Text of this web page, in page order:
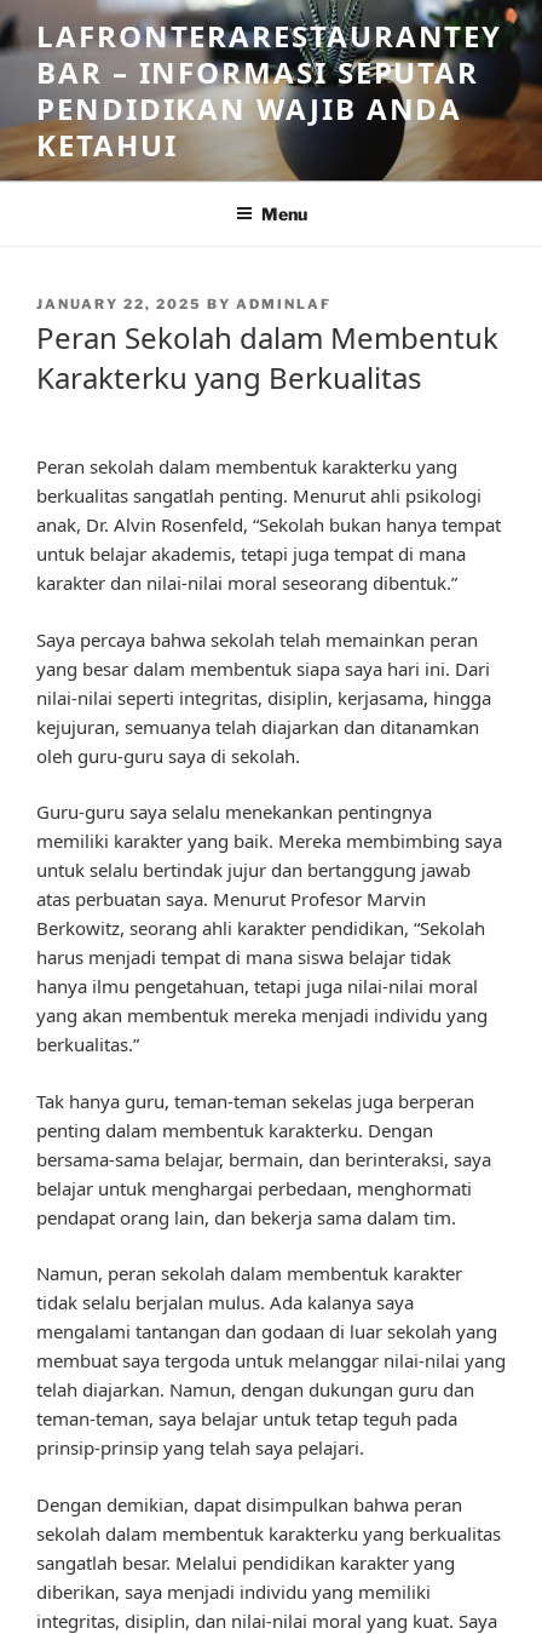
Skip
to
content
LAFRONTERARESTAURANTEY
BAR – INFORMASI SEPUTAR
PENDIDIKAN WAJIB ANDA
KETAHUI
Menu
POSTED
JANUARY 22, 2025 BY ADMINLAF
Peran Sekolah dalam Membentuk
Karakterku yang Berkualitas
Peran sekolah dalam membentuk karakterku yang
berkualitas sangatlah penting. Menurut ahli psikologi
anak, Dr. Alvin Rosenfeld, “Sekolah bukan hanya tempat
untuk belajar akademis, tetapi juga tempat di mana
karakter dan nilai-nilai moral seseorang dibentuk.”
Saya percaya bahwa sekolah telah memainkan peran
yang besar dalam membentuk siapa saya hari ini. Dari
nilai-nilai seperti integritas, disiplin, kerjasama, hingga
kejujuran, semuanya telah diajarkan dan ditanamkan
oleh guru-guru saya di sekolah.
Guru-guru saya selalu menekankan pentingnya
memiliki karakter yang baik. Mereka membimbing saya
untuk selalu bertindak jujur dan bertanggung jawab
atas perbuatan saya. Menurut Profesor Marvin
Berkowitz, seorang ahli karakter pendidikan, “Sekolah
harus menjadi tempat di mana siswa belajar tidak
hanya ilmu pengetahuan, tetapi juga nilai-nilai moral
yang akan membentuk mereka menjadi individu yang
berkualitas.”
Tak hanya guru, teman-teman sekelas juga berperan
penting dalam membentuk karakterku. Dengan
bersama-sama belajar, bermain, dan berinteraksi, saya
belajar untuk menghargai perbedaan, menghormati
pendapat orang lain, dan bekerja sama dalam tim.
Namun, peran sekolah dalam membentuk karakter
tidak selalu berjalan mulus. Ada kalanya saya
mengalami tantangan dan godaan di luar sekolah yang
membuat saya tergoda untuk melanggar nilai-nilai yang
telah diajarkan. Namun, dengan dukungan guru dan
teman-teman, saya belajar untuk tetap teguh pada
prinsip-prinsip yang telah saya pelajari.
Dengan demikian, dapat disimpulkan bahwa peran
sekolah dalam membentuk karakterku yang berkualitas
sangatlah besar. Melalui pendidikan karakter yang
diberikan, saya menjadi individu yang memiliki
integritas, disiplin, dan nilai-nilai moral yang kuat. Saya